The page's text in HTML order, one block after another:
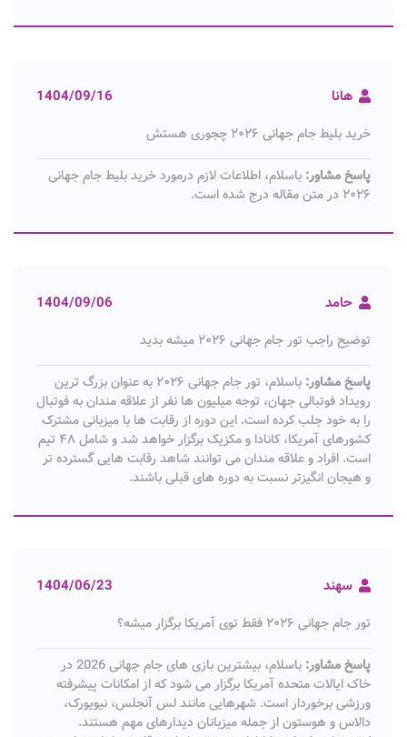
هانا 1404/09/16
خرید بلیط جام جهانی ۲۰۲۶ چجوری هستش
پاسخ مشاور: باسلام، اطلاعات لازم درمورد خرید بلیط جام جهانی
۲۰۲۶ در متن مقاله درج شده است.
حامد 1404/09/06
توضیح راجب تور جام جهانی ۲۰۲۶ میشه بدید
پاسخ مشاور:
باسلام، تور جام جهانی ۲۰۲۶ به عنوان بزرگ ترین
رویداد فوتبالی جهان، توجه میلیون ها نفر از علاقه مندان به فوتبال
را به خود جلب کرده است. این دوره از رقابت ها با میزبانی مشترک
کشورهای آمریکا، کانادا و مکزیک برگزار خواهد شد و شامل ۴۸ تیم
است. افراد و علاقه مندان می توانند شاهد رقابت هایی گسترده تر
و هیجان انگیزتر نسبت به دوره های قبلی باشند.
سهند 1404/06/23
تور جام جهانی ۲۰۲۶ فقط توی آمریکا برگزار میشه؟
پاسخ مشاور:
باسلام، بیشترین بازی های جام جهانی 2026 در
خاک ایالات متحده آمریکا برگزار می شود که از امکانات پیشرفته
ورزشی برخوردار است. شهرهایی مانند لس آنجلس، نیویورک،
دالاس و هوستون از جمله میزبانان دیدارهای مهم هستند.